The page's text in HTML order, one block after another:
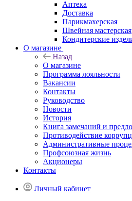
Аптека
Доставка
Парикмахерская
Швейная мастерская
Кондитерские
О магазине
Назад
О магазине
Программа лояльности
Вакансии
Контакты
Руководство
Новости
История
Книга замечаний и
Противодействие
Административные
Профсоюзная жизнь
Акционеры
Контакты
Личный кабинет